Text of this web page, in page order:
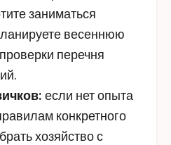
заниматься
весеннюю
перечня
если нет опыта
конкретного
хозяйство с